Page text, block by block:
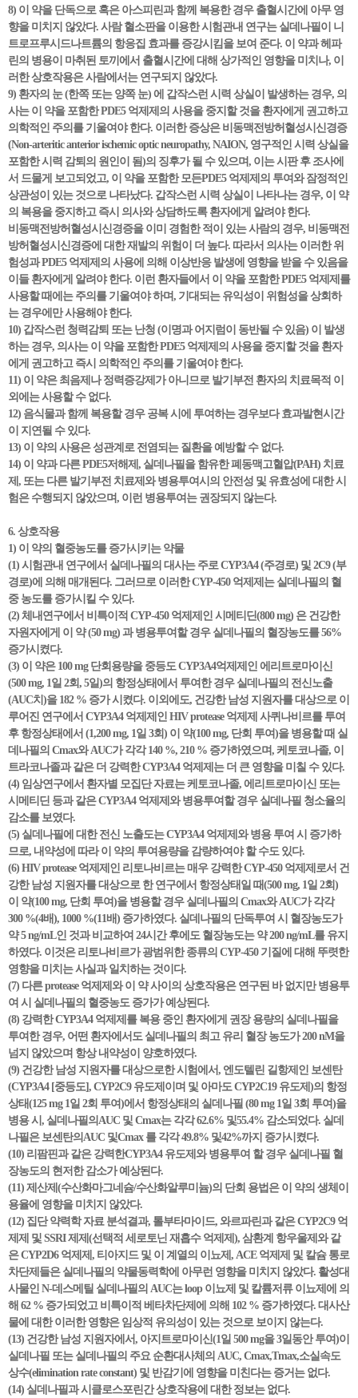
8) 이 약을 단독으로 혹은 아스피린과 함께 복용한 경우 출혈시간에 아무 영
향을 미치지 않았다. 사람 혈소판을 이용한 시험관내 연구는 실데나필이 니
트로프루시드나트륨의 항응집 효과를 증강시킴을 보여 준다. 이 약과 헤파
린의 병용이 마취된 토끼에서 출혈시간에 대해 상가적인 영향을 미치나, 이
러한 상호작용은 사람에서는 연구되지 않았다.
9) 환자의 눈 (한쪽 또는 양쪽 눈) 에 갑작스런 시력 상실이 발생하는 경우, 의
사는 이 약을 포함한 PDE5 억제제의 사용을 중지할 것을 환자에게 권고하고
의학적인 주의를 기울여야 한다. 이러한 증상은 비동맥전방허혈성시신경증
(Non-arteritic anterior ischemic optic neuropathy, NAION, 영구적인 시력 상실을
포함한 시력 감퇴의 원인이 됨)의 징후가 될 수 있으며, 이는 시판 후 조사에
서 드물게 보고되었고, 이 약을 포함한 모든PDE5 억제제의 투여와 잠정적인
상관성이 있는 것으로 나타났다. 갑작스런 시력 상실이 나타나는 경우, 이 약
의 복용을 중지하고 즉시 의사와 상담하도록 환자에게 알려야 한다.
비동맥전방허혈성시신경증을 이미 경험한 적이 있는 사람의 경우, 비동맥전
방허혈성시신경증에 대한 재발의 위험이 더 높다. 따라서 의사는 이러한 위
험성과 PDE5 억제제의 사용에 의해 이상반응 발생에 영향을 받을 수 있음을
이들 환자에게 알려야 한다. 이런 환자들에서 이 약을 포함한 PDE5 억제제를
사용할 때에는 주의를 기울여야 하며, 기대되는 유익성이 위험성을 상회하
는 경우에만 사용해야 한다.
10) 갑작스런 청력감퇴 또는 난청 (이명과 어지럼이 동반될 수 있음) 이 발생
하는 경우, 의사는 이 약을 포함한 PDE5 억제제의 사용을 중지할 것을 환자
에게 권고하고 즉시 의학적인 주의를 기울여야 한다.
11) 이 약은 최음제나 정력증강제가 아니므로 발기부전 환자의 치료목적 이
외에는 사용할 수 없다.
12) 음식물과 함께 복용할 경우 공복 시에 투여하는 경우보다 효과발현시간
이 지연될 수 있다.
13) 이 약의 사용은 성관계로 전염되는 질환을 예방할 수 없다.
14) 이 약과 다른 PDE5저해제, 실데나필을 함유한 폐동맥고혈압(PAH) 치료
제, 또는 다른 발기부전 치료제와 병용투여시의 안전성 및 유효성에 대한 시
험은 수행되지 않았으며, 이런 병용투여는 권장되지 않는다.
6. 상호작용
1) 이 약의 혈중농도를 증가시키는 약물
(1) 시험관내 연구에서 실데나필의 대사는 주로 CYP3A4 (주경로) 및 2C9 (부
경로)에 의해 매개된다. 그러므로 이러한 CYP-450 억제제는 실데나필의 혈
중 농도를 증가시킬 수 있다.
(2) 체내연구에서 비특이적 CYP-450 억제제인 시메티딘(800 mg) 은 건강한
자원자에게 이 약 (50 mg) 과 병용투여할 경우 실데나필의 혈장농도를 56%
증가시켰다.
(3) 이 약은 100 mg 단회용량을 중등도 CYP3A4억제제인 에리트로마이신
(500 mg, 1일 2회, 5일)의 항정상태에서 투여한 경우 실데나필의 전신노출
(AUC치)을 182 % 증가 시켰다. 이외에도, 건강한 남성 지원자를 대상으로 이
루어진 연구에서 CYP3A4 억제제인 HIV protease 억제제 사퀴나비르를 투여
후 항정상태에서 (1,200 mg, 1일 3회) 이 약(100 mg, 단회 투여)을 병용할 때 실
데나필의 Cmax와 AUC가 각각 140 %, 210 % 증가하였으며, 케토코나졸, 이
트라코나졸과 같은 더 강력한 CYP3A4 억제제는 더 큰 영향을 미칠 수 있다.
(4) 임상연구에서 환자별 모집단 자료는 케토코나졸, 에리트로마이신 또는
시메티딘 등과 같은 CYP3A4 억제제와 병용투여할 경우 실데나필 청소율의
감소를 보였다.
(5) 실데나필에 대한 전신 노출도는 CYP3A4 억제제와 병용 투여 시 증가하
므로, 내약성에 따라 이 약의 투여용량을 감량하여야 할 수도 있다.
(6) HIV protease 억제제인 리토나비르는 매우 강력한 CYP-450 억제제로서 건
강한 남성 지원자를 대상으로 한 연구에서 항정상태일 때(500 mg, 1일 2회)
이 약(100 mg, 단회 투여)을 병용할 경우 실데나필의 Cmax와 AUC가 각각
300 %(4배), 1000 %(11배) 증가하였다. 실데나필의 단독투여 시 혈장농도가
약 5 ng/mL인 것과 비교하여 24시간 후에도 혈장농도는 약 200 ng/mL를 유지
하였다. 이것은 리토나비르가 광범위한 종류의 CYP-450 기질에 대해 뚜렷한
영향을 미치는 사실과 일치하는 것이다.
(7) 다른 protease 억제제와 이 약 사이의 상호작용은 연구된 바 없지만 병용투
여 시 실데나필의 혈중농도 증가가 예상된다.
(8) 강력한 CYP3A4 억제제를 복용 중인 환자에게 권장 용량의 실데나필을
투여한 경우, 어떤 환자에서도 실데나필의 최고 유리 혈장 농도가 200 nM을
넘지 않았으며 항상 내약성이 양호하였다.
(9) 건강한 남성 지원자를 대상으로한 시험에서, 엔도텔린 길항제인 보센탄
(CYP3A4 [중등도], CYP2C9 유도제이며 및 아마도 CYP2C19 유도제)의 항정
상태(125 mg 1일 2회 투여)에서 항정상태의 실데나필 (80 mg 1일 3회 투여)을
병용 시, 실데나필의AUC 및 Cmax는 각각 62.6% 및55.4% 감소되었다. 실데
나필은 보센탄의AUC 및Cmax 를 각각 49.8% 및42%까지 증가시켰다.
(10) 리팜핀과 같은 강력한CYP3A4 유도제와 병용투여 할 경우 실데나필 혈
장농도의 현저한 감소가 예상된다.
(11) 제산제(수산화마그네슘/수산화알루미늄)의 단회 용법은 이 약의 생체이
용율에 영향을 미치지 않았다.
(12) 집단 약력학 자료 분석결과, 톨부타마이드, 와르파린과 같은 CYP2C9 억
제제 및 SSRI 제제(선택적 세로토닌 재흡수 억제제), 삼환계 항우울제와 같
은 CYP2D6 억제제, 티아지드 및 이 계열의 이뇨제, ACE 억제제 및 칼슘 통로
차단제들은 실데나필의 약물동력학에 아무런 영향을 미치지 않았다. 활성대
사물인 N-데스메틸 실데나필의 AUC는 loop 이뇨제 및 칼륨저류 이뇨제에 의
해 62 % 증가되었고 비특이적 베타차단제에 의해 102 % 증가하였다. 대사산
물에 대한 이러한 영향은 임상적 유의성이 있는 것으로 보이지 않는다.
(13) 건강한 남성 지원자에서, 아지트로마이신(1일 500 mg을 3일동안 투여)이
실데나필 또는 실데나필의 주요 순환대사체의 AUC, Cmax,Tmax,소실속도
상수(elimination rate constant) 및 반감기에 영향을 미친다는 증거는 없다.
(14) 실데나필과 시클로스포린간 상호작용에 대한 정보는 없다.